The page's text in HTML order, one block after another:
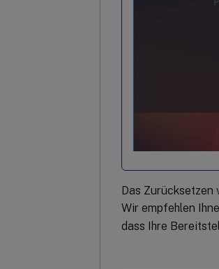
Das Zurücksetzen
Wir empfehlen
dass Ihre